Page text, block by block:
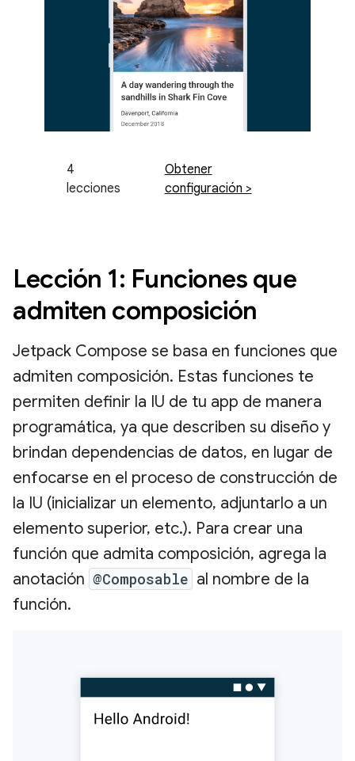
4
lecciones
Obtener
configuración >
Lección 1: Funciones que
admiten composición
Jetpack Compose se basa en funciones que
admiten composición. Estas funciones te
permiten definir la IU de tu app de manera
programática, ya que describen su diseño y
brindan dependencias de datos, en lugar de
enfocarse en el proceso de construcción de
la IU (inicializar un elemento, adjuntarlo a un
elemento superior, etc.). Para crear una
función que admita composición, agrega la
anotación @Composable al nombre de la
función.